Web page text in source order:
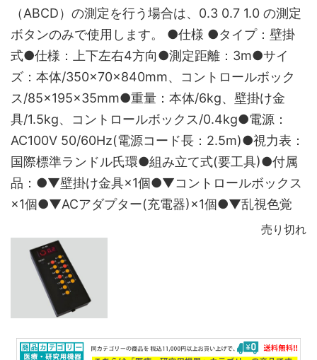
（ABCD）の測定を行う場合は、0.3 0.7 1.0 の測定
ボタンのみで使用します。 ●仕様 ●タイプ：壁掛
式●仕様：上下左右4方向●測定距離：3m●サイ
ズ：本体/350×70×840mm、コントロールボック
ス/85×195×35mm●重量：本体/6kg、壁掛け金
具/1.5kg、コントロールボックス/0.4kg●電源：
AC100V 50/60Hz(電源コード長：2.5m)●視力表：
国際標準ランドル氏環●組み立て式(要工具)●付属
品：●▼壁掛け金具×1個●▼コントロールボックス
×1個●▼ACアダプター(充電器)×1個●▼乱視色覚
売り切れ